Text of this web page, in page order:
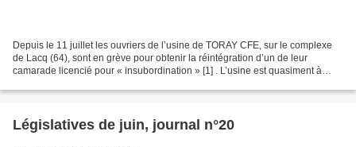
Depuis le 11 juillet les ouvriers de l’usine de TORAY CFE, sur le complexe
de Lacq (64), sont en grève pour obtenir la réintégration d’un de leur
camarade licencié pour « insubordination » [1] . L’usine est quasiment à
Législatives de juin, journal n°20